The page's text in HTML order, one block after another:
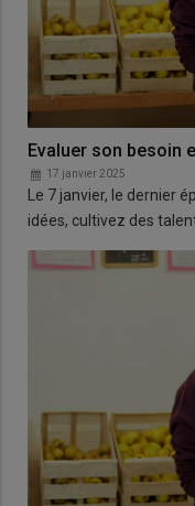
Evaluer son besoin
17 janvier 2025
Le 7 janvier, le dernier
idées, cultivez des